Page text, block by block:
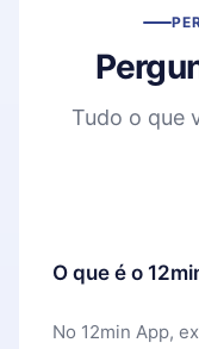
Tudo o que
O que é o
No 12min App,